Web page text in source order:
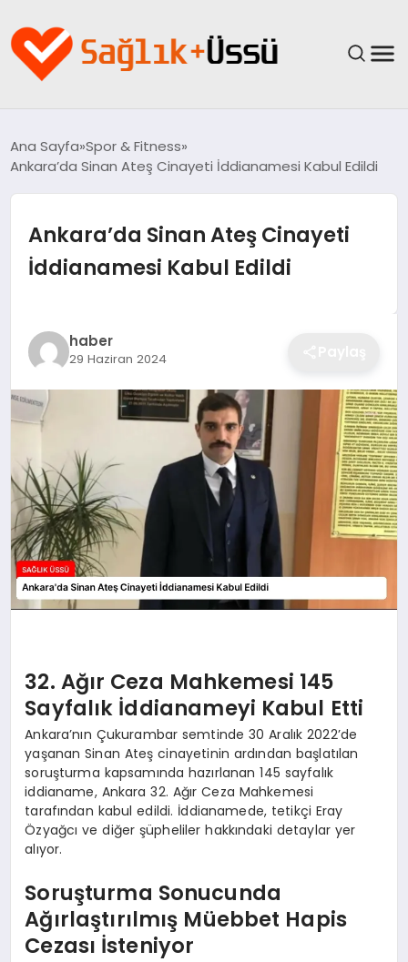
SAĞLIK
GÜNCEL
BESLENME
Ana Sayfa Spor & Fitness
Ankara’da Sinan Ateş Cinayeti İddianamesi Kabul Edildi
Ankara’da Sinan Ateş Cinayeti
İddianamesi Kabul Edildi
haber
29 Haziran 2024
32. Ağır Ceza Mahkemesi 145
Sayfalık İddianameyi Kabul Etti
Ankara’nın Çukurambar semtinde 30 Aralık 2022’de
yaşanan Sinan Ateş cinayetinin ardından başlatılan
soruşturma kapsamında hazırlanan 145 sayfalık
iddianame, Ankara 32. Ağır Ceza Mahkemesi
tarafından kabul edildi. İddianamede, tetikçi Eray
Özyağcı ve diğer şüpheliler hakkındaki detaylar yer
alıyor.
Soruşturma Sonucunda
Ağırlaştırılmış Müebbet Hapis
Cezası İsteniyor